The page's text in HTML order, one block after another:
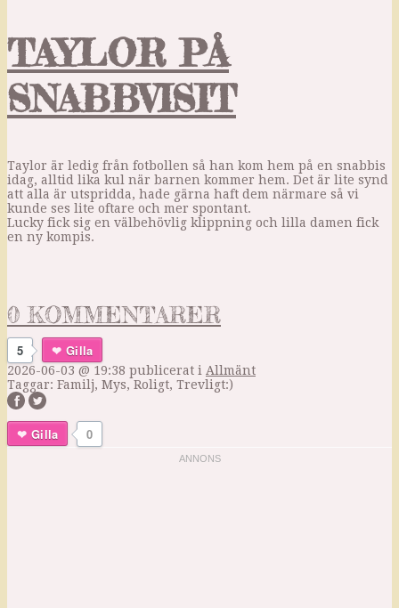
TAYLOR PÅ
SNABBVISIT
Taylor är ledig från fotbollen så han kom hem på en snabbis
idag, alltid lika kul när barnen kommer hem. Det är lite synd
att alla är utspridda, hade gärna haft dem närmare så vi
kunde ses lite oftare och mer spontant.
Lucky fick sig en välbehövlig klippning och lilla damen fick
en ny kompis.
0 KOMMENTARER
5 Gilla
2026-06-03 @ 19:38 publicerat i Allmänt
Taggar: Familj, Mys, Roligt, Trevligt:)
0
Gilla